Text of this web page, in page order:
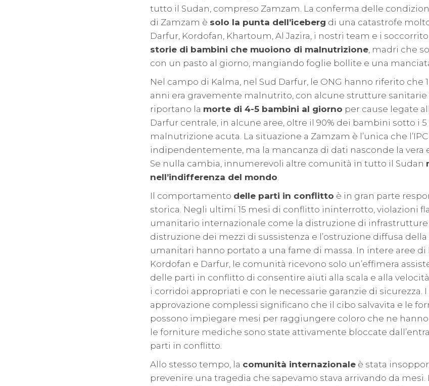
tutto il Sudan, compreso Zamzam. La conferma delle
di Zamzam è solo la punta dell’iceberg di una catastrofe
Darfur, Kordofan, Khartoum, Al Jazira, i nostri team e i
storie di bambini che muoiono di malnutrizione, madri che
con un pasto al giorno, mangiando foglie bollite e una
Nel campo di Kalma, nel Sud Darfur, le ONG hanno riferito che
anni era gravemente malnutrito, con alcune strutture sanitarie
riportano la morte di 4-5 bambini al giorno per cause legate
Darfur centrale, in alcune aree, oltre il 90% dei bambini sotto i
malnutrizione acuta. La situazione a Zamzam è l’unica che
indipendentemente, ma la mancanza di dati nasconde la vera
Se nulla cambia, innumerevoli altre comunità in tutto il Sudan
nell’indifferenza del mondo.
Il comportamento delle parti in conflitto è in gran parte
storica. Negli ultimi 15 mesi di conflitto ininterrotto, violazioni
umanitario internazionale come la distruzione di infrastrutture
distruzione dei mezzi di sussistenza e l’ostruzione diffusa
umanitari hanno portato a una fame di massa. In intere aree di
Kordofan e Darfur, le comunità ricevono solo un’effimera
delle parti in conflitto di consentire aiuti alla scala e alla
i corridoi appropriati e con le necessarie garanzie di sicurezza.
approvazione complessi significano che il cibo salvavita e le
possono impiegare mesi per raggiungere coloro che ne
le forniture mediche sono state attivamente bloccate
parti in conflitto.
Allo stesso tempo, la comunità internazionale è stata
prevenire una tragedia che sapevamo stava arrivando da mesi.